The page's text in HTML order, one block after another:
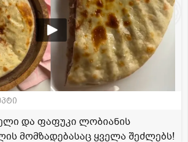
და ფაფუკი ლობიანის
მომზადებასაც ყველა შეძლებს!